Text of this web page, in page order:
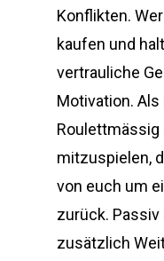
Konflikten.
kaufen und
vertrauliche
Motivation.
Roulettmässig
mitzuspielen,
von euch um
zurück.
zusätzlich